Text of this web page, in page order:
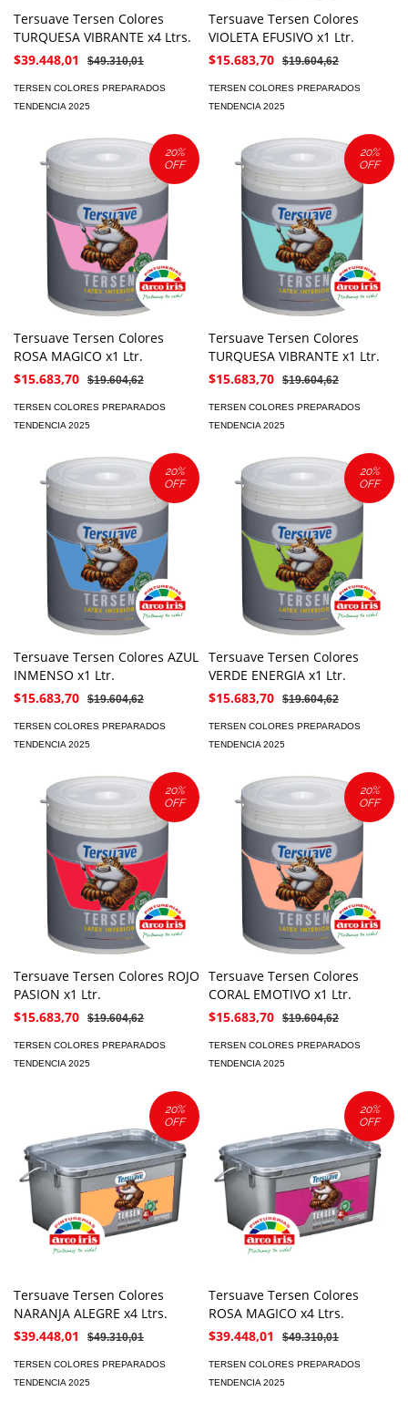
Tersuave Tersen Colores
TURQUESA VIBRANTE x4 Ltrs.
$39.448,01
$49.310,01
TERSEN COLORES PREPARADOS
TENDENCIA 2025
Tersuave Tersen Colores
VIOLETA EFUSIVO x1 Ltr.
$15.683,70
$19.604,62
TERSEN COLORES PREPARADOS
TENDENCIA 2025
20%
OFF
Tersuave Tersen Colores
ROSA MAGICO x1 Ltr.
$15.683,70
$19.604,62
TERSEN COLORES PREPARADOS
TENDENCIA 2025
20%
OFF
Tersuave Tersen Colores
TURQUESA VIBRANTE x1 Ltr.
$15.683,70
$19.604,62
TERSEN COLORES PREPARADOS
TENDENCIA 2025
20%
OFF
Tersuave Tersen Colores AZUL
INMENSO x1 Ltr.
$15.683,70
$19.604,62
TERSEN COLORES PREPARADOS
TENDENCIA 2025
20%
OFF
Tersuave Tersen Colores
VERDE ENERGIA x1 Ltr.
$15.683,70
$19.604,62
TERSEN COLORES PREPARADOS
TENDENCIA 2025
20%
OFF
Tersuave Tersen Colores ROJO
PASION x1 Ltr.
$15.683,70
$19.604,62
TERSEN COLORES PREPARADOS
TENDENCIA 2025
20%
OFF
Tersuave Tersen Colores
CORAL EMOTIVO x1 Ltr.
$15.683,70
$19.604,62
TERSEN COLORES PREPARADOS
TENDENCIA 2025
20%
OFF
Tersuave Tersen Colores
NARANJA ALEGRE x4 Ltrs.
$39.448,01
$49.310,01
TERSEN COLORES PREPARADOS
TENDENCIA 2025
20%
OFF
Tersuave Tersen Colores
ROSA MAGICO x4 Ltrs.
$39.448,01
$49.310,01
TERSEN COLORES PREPARADOS
TENDENCIA 2025